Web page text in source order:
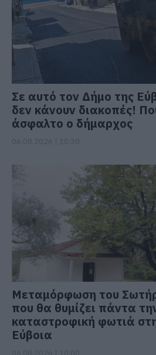
Σε αυτό τον Δήμο της
δεν κάνουν διακοπές!
άσφαλτο ο δήμαρχος
Μεταμόρφωση του
που θα θυμίζει πάντα
καταστροφική φωτιά
Εύβοια